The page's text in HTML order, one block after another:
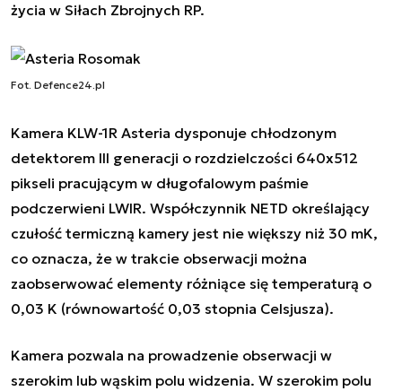
życia w Siłach Zbrojnych RP.
Fot. Defence24.pl
Kamera KLW-1R Asteria dysponuje chłodzonym
detektorem III generacji o rozdzielczości 640x512
pikseli pracującym w długofalowym paśmie
podczerwieni LWIR. Współczynnik NETD określający
czułość termiczną kamery jest nie większy niż 30 mK,
co oznacza, że w trakcie obserwacji można
zaobserwować elementy różniące się temperaturą o
0,03 K (równowartość 0,03 stopnia Celsjusza).
Kamera pozwala na prowadzenie obserwacji w
szerokim lub wąskim polu widzenia. W szerokim polu